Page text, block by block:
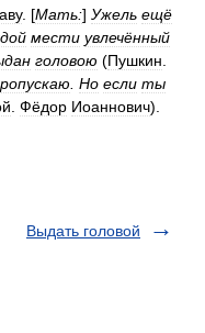
. [Мать:] Ужель ещё
мести увлечённый
головою (Пушкин
Но если ты
Фёдор Иоаннович).
Выдать головой